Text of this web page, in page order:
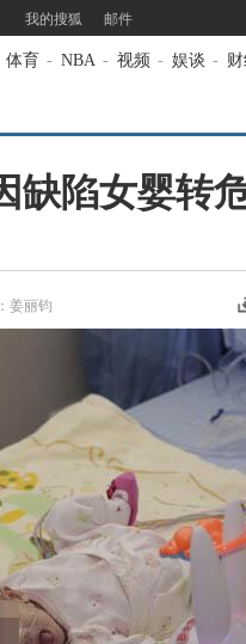
我的搜狐 邮件
体育 - NBA - 视频 - 娱谈 -
缺陷女婴转
姜丽钧